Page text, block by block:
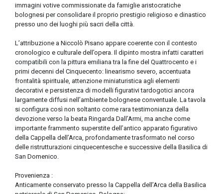
immagini votive commissionate da famiglie aristocratiche
bolognesi per consolidare il proprio prestigio religioso e dinastico
presso uno dei luoghi più sacri della città.
L’attribuzione a Niccolò Pisano appare coerente con il contesto
cronologico e culturale dell’opera. Il dipinto mostra infatti caratteri
compatibili con la pittura emiliana tra la fine del Quattrocento e i
primi decenni del Cinquecento: linearismo severo, accentuata
frontalità spirituale, attenzione miniaturistica agli elementi
decorativi e persistenza di modelli figurativi tardogotici ancora
largamente diffusi nell’ambiente bolognese conventuale. La tavola
si configura così non soltanto come rara testimonianza della
devozione verso la beata Ringarda Dall’Armi, ma anche come
importante frammento superstite dell’antico apparato figurativo
della Cappella dell’Arca, profondamente trasformato nel corso
delle ristrutturazioni cinquecentesche e successive della Basilica di
San Domenico.
Provenienza :
Anticamente conservato presso la Cappella dell’Arca della Basilica